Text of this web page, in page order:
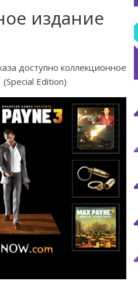
издание
доступно коллекционное
Edition)